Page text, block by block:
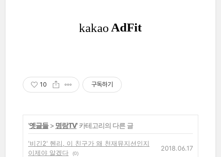
10 구독하기
'옛글들> 명랑TV' 카테고리의 다른 글
'비긴2' 헨리, 이 친구가 왜 천재뮤지션인지
이제야 알겠다
(0)
2018.06.17